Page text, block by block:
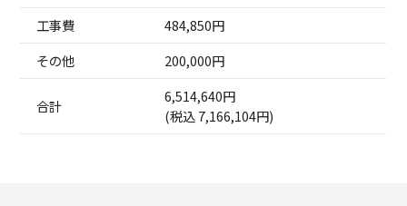
工事費
484,850円
その他
200,000円
合計
6,514,640円
(税込 7,166,104円)